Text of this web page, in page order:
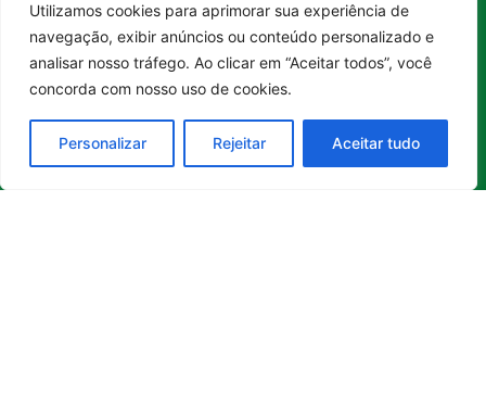
Utilizamos cookies para aprimorar sua experiência de
navegação, exibir anúncios ou conteúdo personalizado e
analisar nosso tráfego. Ao clicar em “Aceitar todos”, você
concorda com nosso uso de cookies.
Personalizar Rejeitar Aceitar tudo
histórias
inspiradoras,
boas
iniciativas,
transformações